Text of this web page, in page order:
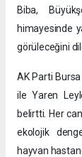
Biba,
himayesinde
görüleceğini
AK Parti
ile Yaren
belirtti. Her
ekolojik
hayvan